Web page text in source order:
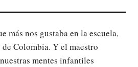
más nos gustaba en la escuela,
Colombia. Y el maestro
mentes infantiles